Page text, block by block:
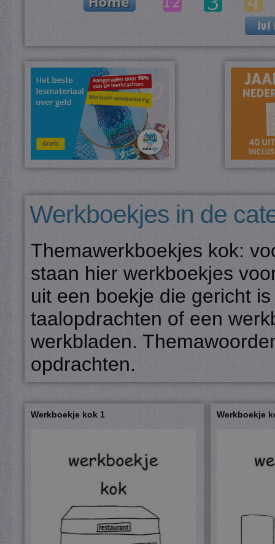
Werkboekjes in de
Themawerkboekjes kok:
staan hier werkboekjes
uit een boekje die gericht
taalopdrachten of een
werkbladen.
opdrachten.
Werkboekje kok 1 Werkboekje